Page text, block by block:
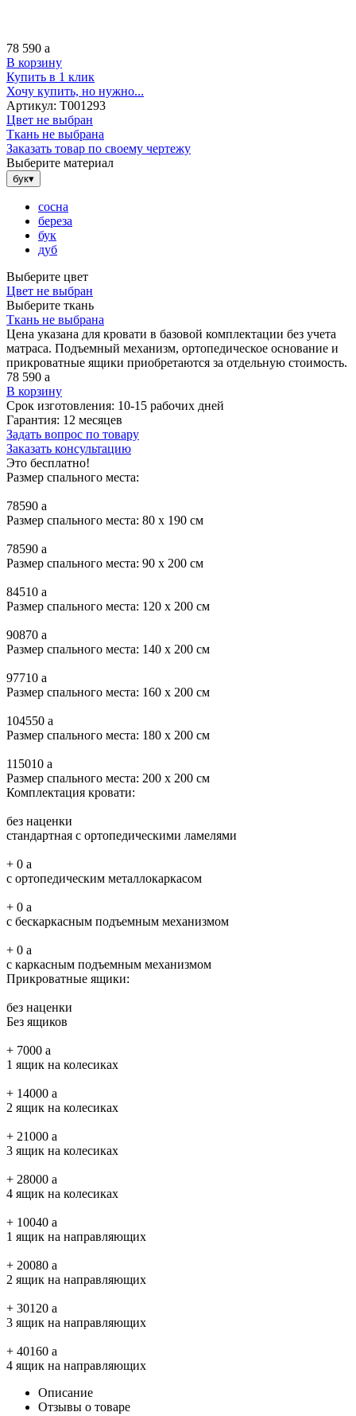
78 590 a
В корзину
Купить в 1 клик
Хочу купить, но нужно...
Артикул: Т001293
Цвет не выбран
Ткань не выбрана
Заказать товар по своему чертежу
Выберите материал
бук▾
сосна
береза
бук
дуб
Выберите цвет
Цвет не выбран
Выберите ткань
Ткань не выбрана
Цена указана для кровати в базовой комплектации без учета
матраса. Подъемный механизм, ортопедическое основание и
прикроватные ящики приобретаются за отдельную стоимость.
78 590 a
В корзину
Срок изготовления: 10-15 рабочих дней
Гарантия: 12 месяцев
Задать вопрос по товару
Заказать консультацию
Это бесплатно!
Размер спального места:
78590 a
Размер спального места: 80 x 190 см
78590 a
Размер спального места: 90 x 200 см
84510 a
Размер спального места: 120 x 200 см
90870 a
Размер спального места: 140 x 200 см
97710 a
Размер спального места: 160 x 200 см
104550 a
Размер спального места: 180 x 200 см
115010 a
Размер спального места: 200 x 200 см
Комплектация кровати:
без наценки
стандартная с ортопедическими ламелями
+ 0 a
с ортопедическим металлокаркасом
+ 0 a
с бескаркасным подъемным механизмом
+ 0 a
с каркасным подъемным механизмом
Прикроватные ящики:
без наценки
Без ящиков
+ 7000 a
1 ящик на колесиках
+ 14000 a
2 ящик на колесиках
+ 21000 a
3 ящик на колесиках
+ 28000 a
4 ящик на колесиках
+ 10040 a
1 ящик на направляющих
+ 20080 a
2 ящик на направляющих
+ 30120 a
3 ящик на направляющих
+ 40160 a
4 ящик на направляющих
Описание
Отзывы о товаре